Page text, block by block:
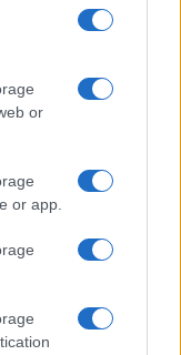
or
or app.
dei risultati di Enel